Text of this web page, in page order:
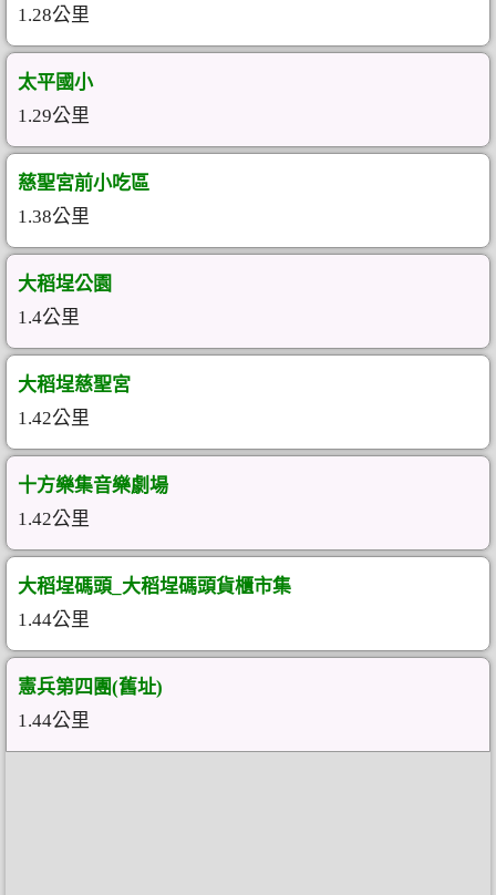
1.28公里
太平國小
1.29公里
慈聖宮前小吃區
1.38公里
大稻埕公園
1.4公里
大稻埕慈聖宮
1.42公里
十方樂集音樂劇場
1.42公里
大稻埕碼頭_大稻埕碼頭貨櫃市集
1.44公里
憲兵第四團(舊址)
1.44公里